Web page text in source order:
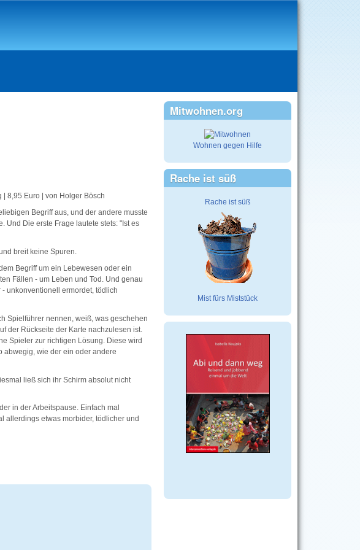
8,95 Euro | von Holger Bösch
Begriff aus, und der andere musste
Und Die erste Frage lautete stets: "Ist es
breit keine Spuren.
Begriff um ein Lebewesen oder ein
Fällen - um Leben und Tod. Und genau
unkonventionell ermordet, tödlich
Spielführer nennen, weiß, was geschehen
der Rückseite der Karte nachzulesen ist.
Spieler zur richtigen Lösung. Diese wird
abwegig, wie der ein oder andere
ließ sich ihr Schirm absolut nicht
in der Arbeitspause. Einfach mal
allerdings etwas morbider, tödlicher und
Mitwohnen.org
Wohnen gegen Hilfe
Rache ist süß
Rache ist süß
Mist fürs Miststück